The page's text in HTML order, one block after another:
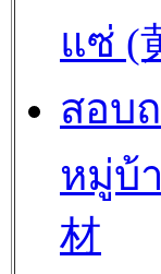
แซ่ (
สอบ
หมู่บ้
材